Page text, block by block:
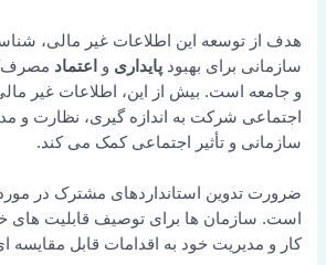
هدف از توسعه این اطلاعات غیر مالی،
سازمانی برای بهبودپایداری و اعتماد
و جامعه است. بیش از این، اطلاعات غیر
اجتماعی شرکت به اندازه گیری، نظارت و
سازمانی و تأثیر اجتماعی کمک می کند.
ضرورت تدوین استانداردهای مشترک در
است. سازمان ها برای توصیف قابلیت های
کار و مدیریت خود به اقدامات قابل مقایسه ای